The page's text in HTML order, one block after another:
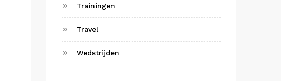
Trainingen
Travel
Wedstrijden